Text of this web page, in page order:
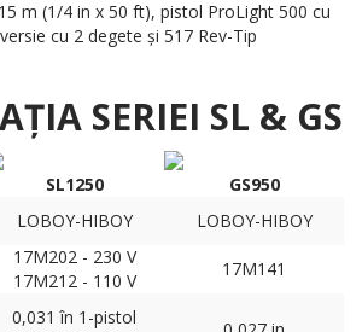
m (1/4 in x 50 ft), pistol ProLight 500 cu
cu 2 degete și 517 Rev-Tip
SERIEI SL & GS
SL1250
GS950
LOBOY-HIBOY LOBOY-HIBOY
17M202 - 230 V
17M212 - 110 V
17M141
0,031 în 1-pistol